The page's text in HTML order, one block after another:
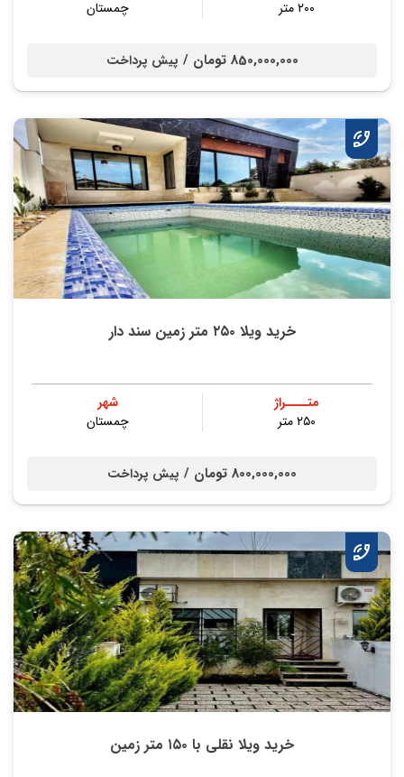
۲۰۰ متر چمستان
850,000,000 تومان / پیش پرداخت
خرید ویلا ۲۵۰ متر زمین سند دار
متــــراژ
۲۵۰ متر
شهر
چمستان
800,000,000 تومان / پیش پرداخت
خرید ویلا نقلی با ۱۵۰ متر زمین